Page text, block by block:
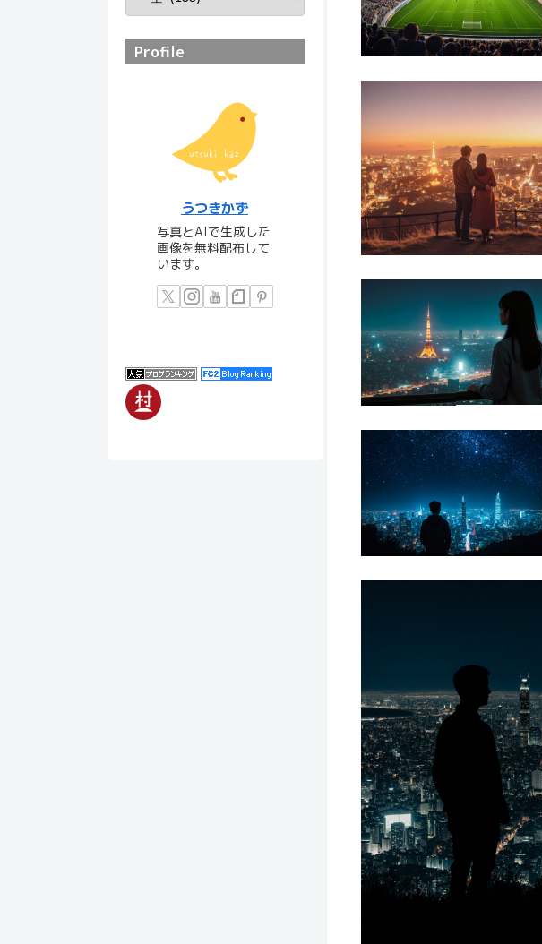
Profile
うつきかず
写真とAIで生成した
画像を無料配布して
います。